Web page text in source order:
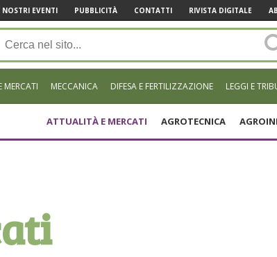
NOSTRI EVENTI PUBBLICITÀ CONTATTI RIVISTA DIGITALE
MERCATI MECCANICA DIFESA E FERTILIZZAZIONE LEGGI E
ATTUALITÀ E MERCATI AGROTECNICA